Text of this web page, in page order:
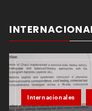
Internacionales